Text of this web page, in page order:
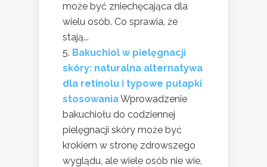
może być zniechęcająca dla
wielu osób. Co sprawia, że
stają...
Bakuchiol w pielęgnacji
skóry: naturalna alternatywa
dla retinolu i typowe pułapki
stosowaniaWprowadzenie
bakuchiołu do codziennej
pielęgnacji skóry może być
krokiem w stronę zdrowszego
wyglądu, ale wiele osób nie wie,